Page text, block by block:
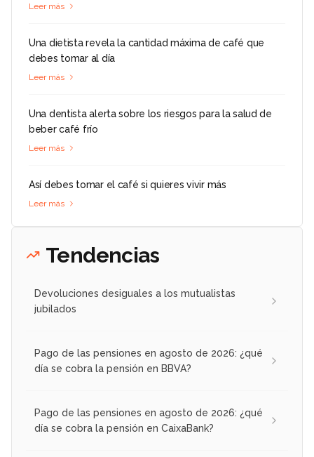
Leer más
Una dietista revela la cantidad máxima de café que
debes tomar al día
Leer más
Una dentista alerta sobre los riesgos para la salud de
beber café frío
Leer más
Así debes tomar el café si quieres vivir más
Leer más
Tendencias
Devoluciones desiguales a los mutualistas
jubilados
Pago de las pensiones en agosto de 2026: ¿qué
día se cobra la pensión en BBVA?
Pago de las pensiones en agosto de 2026: ¿qué
día se cobra la pensión en CaixaBank?